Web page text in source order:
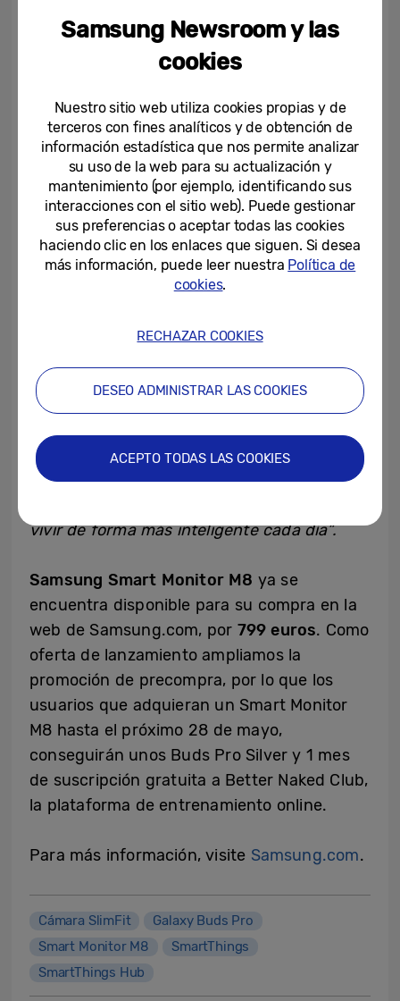
aumentaron aproximadamente un 40% en
comparación con el mismo periodo del año
“A medida que los consumidores trabajan,
aprenden y se entretienen cada vez más en
casa, el Smart Monitor redefine el papel
tradicional de un monitor y ofrece una
variedad de funciones para mejorar
cualquier estilo de vida”,señala Rodrigo
Sousa, director del Negocio de Visual
“Estamos encantados de anunciar el
modelo M8 en España y otros países y,
además, el éxito conseguido al alcanzar este
mundial. Prevemos que la demanda que
estamos viendo continuará a medida que
vivir de forma más inteligente cada día”.
Samsung Smart Monitor M8 ya se
encuentra disponible para su compra en la
web de Samsung.com, por 799 euros. Como
oferta de lanzamiento ampliamos la
promoción de precompra, por lo que los
usuarios que adquieran un Smart Monitor
M8 hasta el próximo 28 de mayo,
conseguirán unos Buds Pro Silver y 1 mes
de suscripción gratuita a Better Naked Club,
la plataforma de entrenamiento online.
Para más información, visite Samsung.com.
Cámara SlimFit
Galaxy Buds Pro
Smart Monitor M8
SmartThings
SmartThings Hub
Samsung Newsroom y las
cookies
Nuestro sitio web utiliza cookies propias y de
terceros con fines analíticos y de obtención de
información estadística que nos permite analizar
su uso de la web para su actualización y
mantenimiento (por ejemplo, identificando sus
interacciones con el sitio web). Puede gestionar
sus preferencias o aceptar todas las cookies
haciendo clic en los enlaces que siguen. Si desea
más información, puede leer nuestra Política de
cookies.
RECHAZAR COOKIES
DESEO ADMINISTRAR LAS COOKIES
ACEPTO TODAS LAS COOKIES